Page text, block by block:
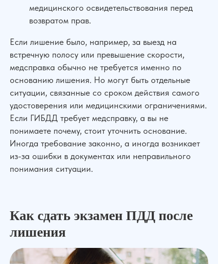
медицинского освидетельствования перед
возвратом прав.
Если лишение было, например, за выезд на
встречную полосу или превышение скорости,
медсправка обычно не требуется именно по
основанию лишения. Но могут быть отдельные
ситуации, связанные со сроком действия самого
удостоверения или медицинскими ограничениями.
Если ГИБДД требует медсправку, а вы не
понимаете почему, стоит уточнить основание.
Иногда требование законно, а иногда возникает
из-за ошибки в документах или неправильного
понимания ситуации.
Как сдать экзамен ПДД после
лишения